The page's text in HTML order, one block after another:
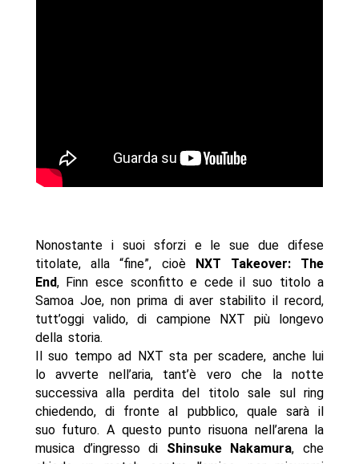
Nonostante i suoi sforzi e le sue due difese
titolate, alla “fine”, cioè
NXT Takeover: The
End, Finn esce sconfitto e cede il suo titolo a
Samoa Joe, non prima di aver stabilito il record,
tutt’oggi valido, di campione NXT più longevo
della storia.
Il suo tempo ad NXT sta per scadere, anche lui
lo avverte nell’aria, tant’è vero che la notte
successiva alla perdita del titolo sale sul ring
chiedendo, di fronte al pubblico, quale sarà il
suo futuro. A questo punto risuona nell’arena la
musica d’ingresso di Shinsuke Nakamura, che